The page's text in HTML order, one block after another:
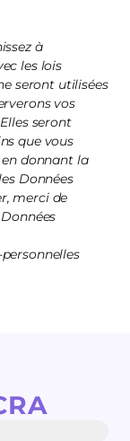
à
les lois
seront utilisées
vos
seront
que vous
en donnant la
Données
merci de